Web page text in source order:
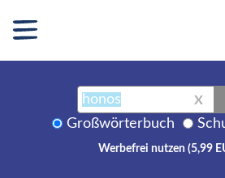
X
Großwörterbuch
Werbefrei nutzen (5,99